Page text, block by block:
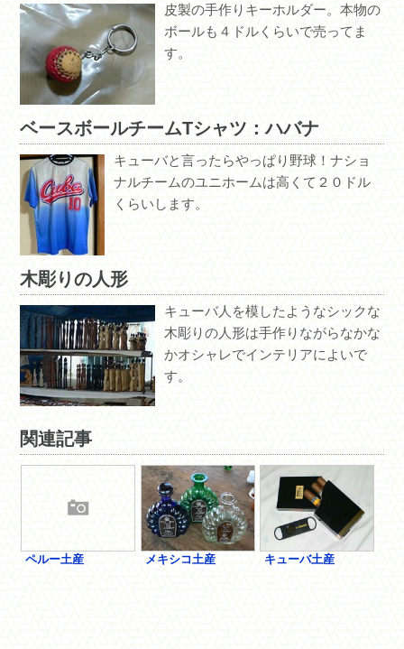
皮製の手作りキーホルダー。本物の
ボールも４ドルくらいで売ってま
す。
ベースボールチームTシャツ：ハバナ
キューバと言ったらやっぱり野球！ナショ
ナルチームのユニホームは高くて２０ドル
くらいします。
木彫りの人形
キューバ人を模したようなシックな
木彫りの人形は手作りながらなかな
かオシャレでインテリアによいで
す。
関連記事
ペルー土産 メキシコ土産 キューバ土産